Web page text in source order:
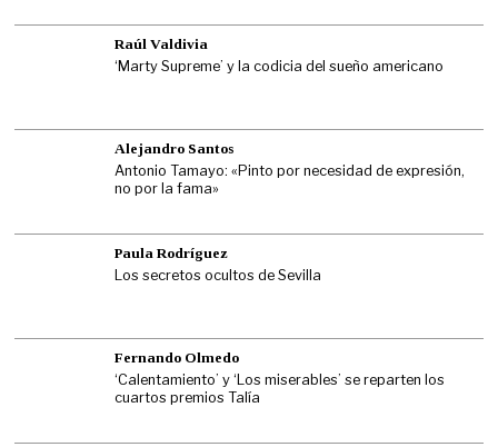
Raúl Valdivia
‘Marty Supreme’ y la codicia del sueño americano
Alejandro Santos
Antonio Tamayo: «Pinto por necesidad de expresión,
no por la fama»
Paula Rodríguez
Los secretos ocultos de Sevilla
Fernando Olmedo
‘Calentamiento’ y ‘Los miserables’ se reparten los
cuartos premios Talía